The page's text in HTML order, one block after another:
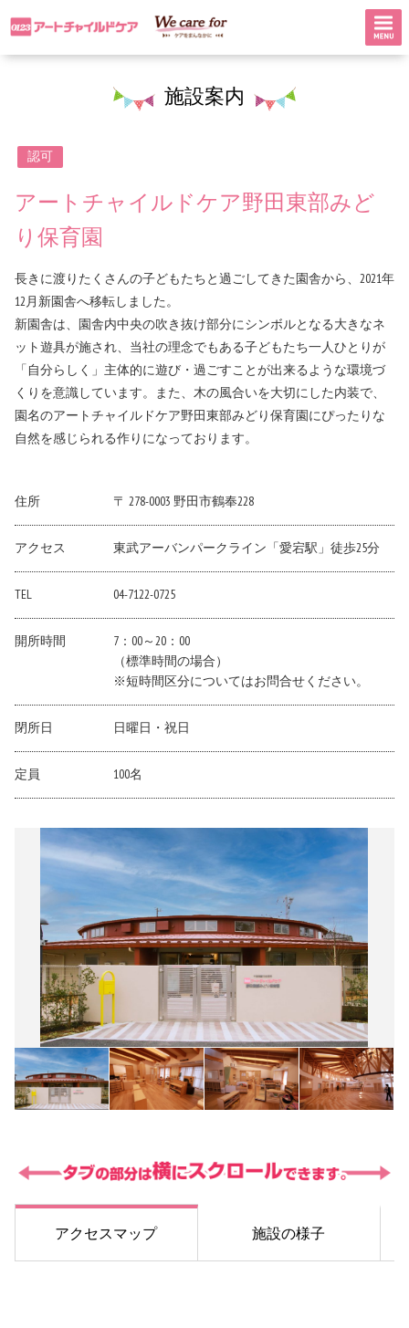
施設案内
認可
アートチャイルドケア野田東部みど
り保育園
長きに渡りたくさんの子どもたちと過ごしてきた園舎から、2021年
12月新園舎へ移転しました。
新園舎は、園舎内中央の吹き抜け部分にシンボルとなる大きなネ
ット遊具が施され、当社の理念でもある子どもたち一人ひとりが
「自分らしく」主体的に遊び・過ごすことが出来るような環境づ
くりを意識しています。また、木の風合いを大切にした内装で、
園名のアートチャイルドケア野田東部みどり保育園にぴったりな
自然を感じられる作りになっております。
住所 〒 278-0003 野田市鶴奉228
アクセス 東武アーバンパークライン「愛宕駅」徒歩25分
TEL 04-7122-0725
開所時間
7：00～20：00
（標準時間の場合）
※短時間区分についてはお問合せください。
閉所日 日曜日・祝日
定員 100名
アクセスマップ 施設の様子